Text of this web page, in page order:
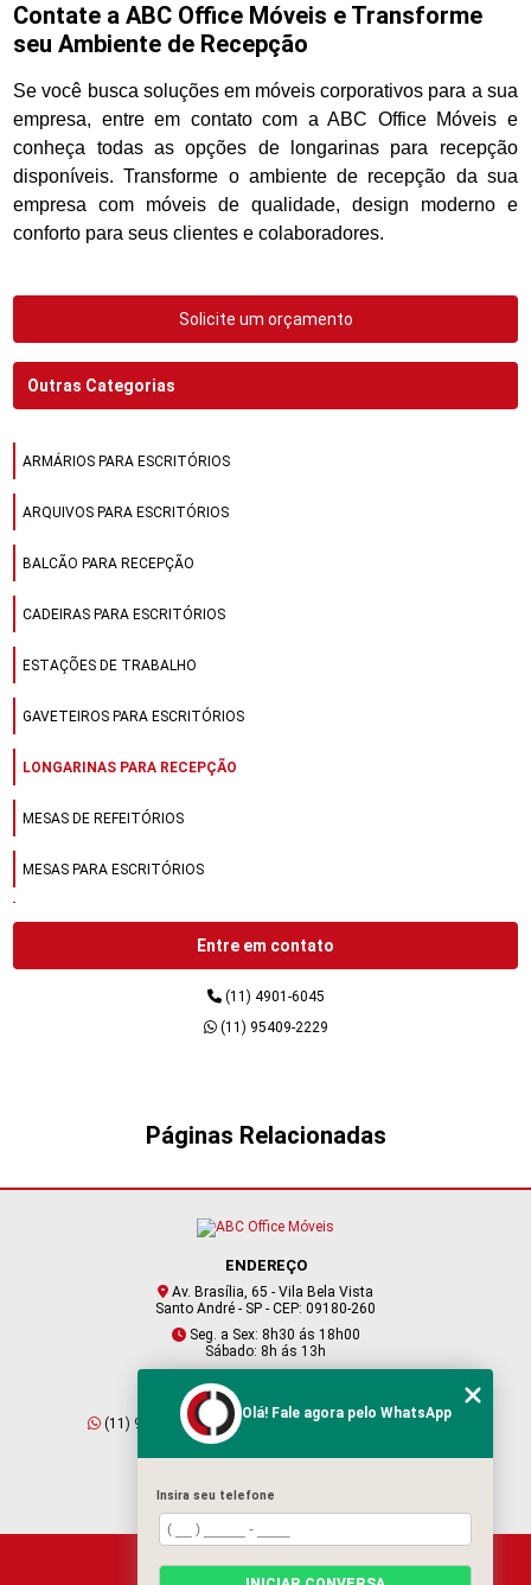
Contate a ABC Office Móveis e Transforme
seu Ambiente de Recepção
Se você busca soluções em móveis corporativos para a sua
empresa, entre em contato com a ABC Office Móveis e
conheça todas as opções de longarinas para recepção
disponíveis. Transforme o ambiente de recepção da sua
empresa com móveis de qualidade, design moderno e
conforto para seus clientes e colaboradores.
Solicite um orçamento
Outras Categorias
ARMÁRIOS PARA ESCRITÓRIOS
ARQUIVOS PARA ESCRITÓRIOS
BALCÃO PARA RECEPÇÃO
CADEIRAS PARA ESCRITÓRIOS
ESTAÇÕES DE TRABALHO
GAVETEIROS PARA ESCRITÓRIOS
LONGARINAS PARA RECEPÇÃO
MESAS DE REFEITÓRIOS
MESAS PARA ESCRITÓRIOS
MESAS PARA REFEITÓRIOS
MÓVEIS DE AÇO
MÓVEIS DE AÇO PARA ESCRITÓRIOS
MÓVEIS PARA RECEPÇÃO
Entre em contato
(11) 4901-6045
(11) 95409-2229
Páginas Relacionadas
ENDEREÇO
Av. Brasília, 65 - Vila Bela Vista
Santo André - SP - CEP: 09180-260
Seg. a Sex: 8h30 ás 18h00
Sábado: 8h ás 13h
CONTATO
(11) 95409-2229
(11) 4901-6045
HOME
Olá! Fale agora pelo WhatsApp
Insira seu telefone